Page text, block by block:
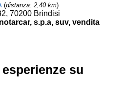
(distanza: 2,40 km)
70200 Brindisi
s.p.a, suv, vendita
su